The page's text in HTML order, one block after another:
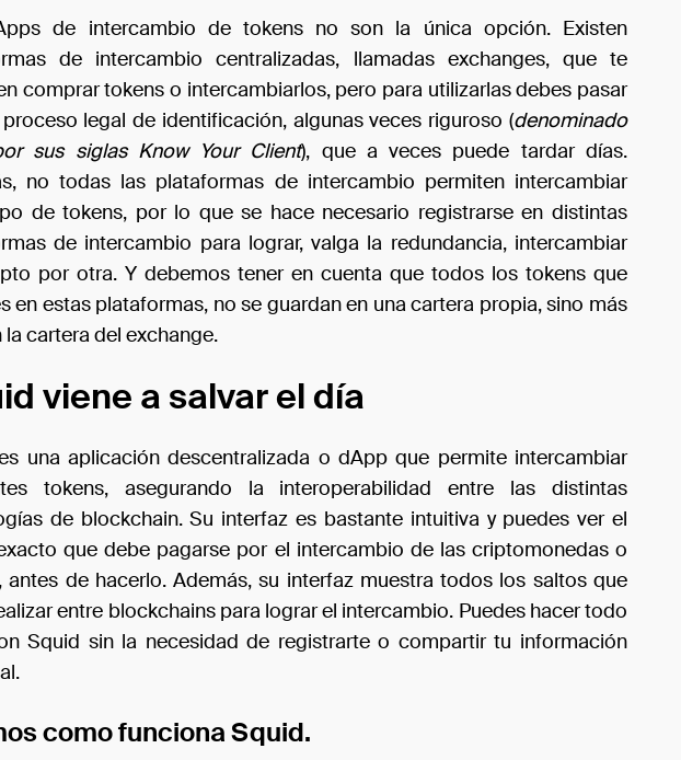
de intercambio de tokens no son la única opción. Existen
de intercambio centralizadas, llamadas exchanges, que te
comprar tokens o intercambiarlos, pero para utilizarlas debes pasar
legal de identificación, algunas veces riguroso (denominado
sus siglas Know Your Client), que a veces puede tardar días.
no todas las plataformas de intercambio permiten intercambiar
de tokens, por lo que se hace necesario registrarse en distintas
de intercambio para lograr, valga la redundancia, intercambiar
por otra. Y debemos tener en cuenta que todos los tokens que
en estas plataformas, no se guardan en una cartera propia, sino más
la cartera del exchange.
viene a salvar el día
una aplicación descentralizada o dApp que permite intercambiar
tokens, asegurando la interoperabilidad entre las distintas
de blockchain. Su interfaz es bastante intuitiva y puedes ver el
que debe pagarse por el intercambio de las criptomonedas o
antes de hacerlo. Además, su interfaz muestra todos los saltos que
entre blockchains para lograr el intercambio. Puedes hacer todo
Squid sin la necesidad de registrarte o compartir tu información
como funciona Squid.